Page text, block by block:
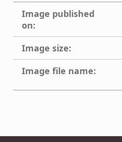
Image published
on:
Image size:
Image file name: